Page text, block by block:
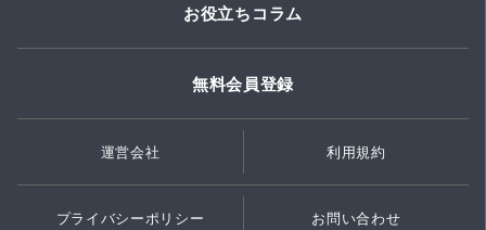
お役立ちコラム
無料会員登録
運営会社 利用規約
プライバシーポリシー お問い合わせ